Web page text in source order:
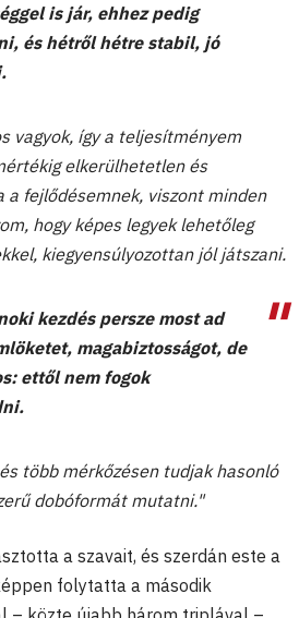
is jár, ehhez pedig
és hétről hétre stabil, jó
vagyok, így a teljesítményem
elkerülhetetlen és
a fejlődésemnek, viszont minden
hogy képes legyek lehetőleg
kiegyensúlyozottan jól játszani.
kezdés persze most ad
magabiztosságot, de
ettől nem fogok
több mérkőzésen tudjak hasonló
dobóformát mutatni."
a szavait, és szerdán este a
folytatta a második